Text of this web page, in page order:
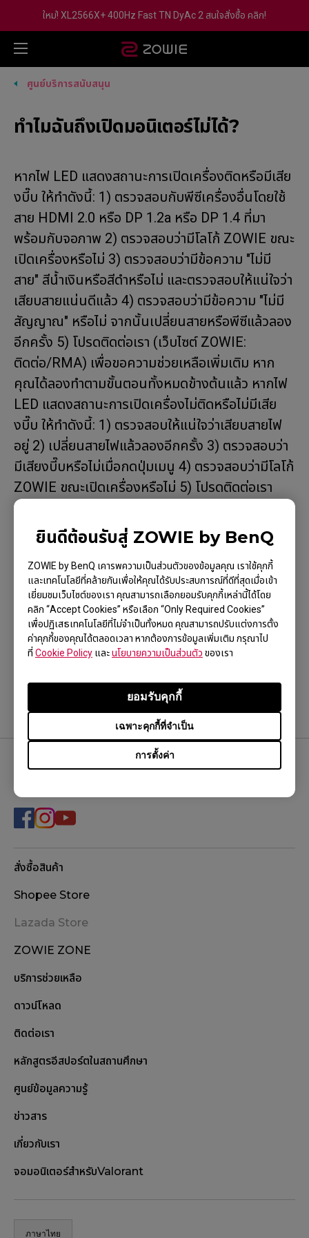
ยินดีต้อนรับสู่ ZOWIE by BenQ
ZOWIE by BenQ เคารพความเป็นส่วนตัวของข้อมูลคุณ เราใช้คุกกี้
และเทคโนโลยีที่คล้ายกันเพื่อให้คุณได้รับประสบการณ์ที่ดีที่สุดเมื่อเข้า
เยี่ยมชมเว็บไซต์ของเรา คุณสามารถเลือกยอมรับคุกกี้เหล่านี้ได้โดย
คลิก “Accept Cookies” หรือเลือก “Only Required Cookies”
เพื่อปฏิเสธเทคโนโลยีที่ไม่จำเป็นทั้งหมด คุณสามารถปรับแต่งการตั้ง
ค่าคุกกี้ของคุณได้ตลอดเวลา หากต้องการข้อมูลเพิ่มเติม กรุณาไป
ที่ Cookie Policy และนโยบายความเป็นส่วนตัว ของเรา
การตั้งค่า
เฉพาะคุกกี้ที่จำเป็น
ยอมรับคุกกี้
ใหม่! XL2566X+ 400Hz Fast TN DyAc 2 สนใจสั่งซื้อ คลิก!
ศูนย์บริการสนับสนุน
ทำไมฉันถึงเปิดมอนิเตอร์ไม่ได้?
หากไฟ LED แสดงสถานะการเปิดเครื่องติดหรือมีเสีย
งบี๊บ ให้ทำดังนี้: 1) ตรวจสอบกับพีซีเครื่องอื่นโดยใช้
สาย HDMI 2.0 หรือ DP 1.2a หรือ DP 1.4 ที่มา
พร้อมกับจอภาพ 2) ตรวจสอบว่ามีโลโก้ ZOWIE ขณะ
เปิดเครื่องหรือไม่ 3) ตรวจสอบว่ามีข้อความ "ไม่มี
สาย" สีน้ำเงินหรือสีดำหรือไม่ และตรวจสอบให้แน่ใจว่า
เสียบสายแน่นดีแล้ว 4) ตรวจสอบว่ามีข้อความ "ไม่มี
สัญญาณ" หรือไม่ จากนั้นเปลี่ยนสายหรือพีซีแล้วลอง
อีกครั้ง 5) โปรดติดต่อเรา (เว็บไซต์ ZOWIE:
ติดต่อ/RMA) เพื่อขอความช่วยเหลือเพิ่มเติม หาก
คุณได้ลองทำตามขั้นตอนทั้งหมดข้างต้นแล้ว หากไฟ
LED แสดงสถานะการเปิดเครื่องไม่ติดหรือไม่มีเสีย
งบี๊บ ให้ทำดังนี้: 1) ตรวจสอบให้แน่ใจว่าเสียบสายไฟ
อยู่ 2) เปลี่ยนสายไฟแล้วลองอีกครั้ง 3) ตรวจสอบว่า
มีเสียงบี๊บหรือไม่เมื่อกดปุ่มเมนู 4) ตรวจสอบว่ามีโลโก้
ZOWIE ขณะเปิดเครื่องหรือไม่ 5) โปรดติดต่อเรา
(เว็บไซต์ ZOWIE: ติดต่อ/RMA) เพื่อรับความช่วย
เหลือเพิ่มเติมหลังจากลองทำตามขั้นตอนทั้งหมดข้าง
ข้อมูลนี้เป็นประโยชน์หรือไม่?
ใช่ ไม่
ติดตามเรา
สั่งซื้อสินค้า
Shopee Store
Lazada Store
ZOWIE ZONE
บริการช่วยเหลือ
ดาวน์โหลด
ติดต่อเรา
หลักสูตรอีสปอร์ตในสถานศึกษา
ศูนย์ข้อมูลความรู้
ข่าวสาร
เกี่ยวกับเรา
จอมอนิเตอร์สำหรับValorant
ภาษาไทย